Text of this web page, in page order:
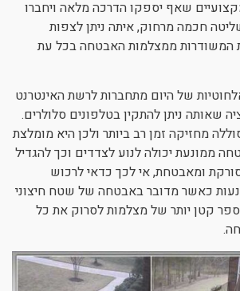
שאף יספקו הדרכה מלאה ויחברו
חכמה מרחוק, איתה ניתן לצפות
המשודרות ממצלמות האבטחה בכל עת
של היום מתחברות לרשת האינטרנט
שאותה ניתן להתקין בטלפונים סלולרים.
מחזיקה זמן רב ביותר ולכן היא מומלצת
ממונעת יכולה לנוע לצדדים וכך להגדיל
ומאבטחת, אי לכך כדאי לרכוש
כאשר מדובר באבטחה של שטח חיצוני
קטן יותר של מצלמות לסרוק את כל